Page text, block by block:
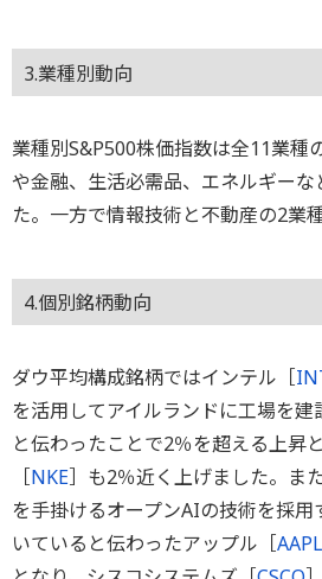
3.業種別動向
業種別S&P500株価指数は全11業種
や金融、生活必需品、エネルギー
た。一方で情報技術と不動産の2業
4.個別銘柄動向
ダウ平均構成銘柄ではインテル［
を活用してアイルランドに工場を建
と伝わったことで2％を超える上昇
［NKE］も2％近く上げました。ま
を手掛けるオープンAIの技術を採
いていると伝わったアップル［AAPL